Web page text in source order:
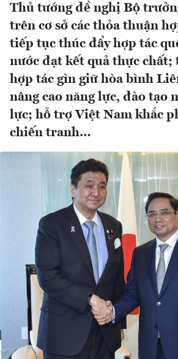
Thủ tướng đề nghị Bộ
trên cơ sở các thỏa thuận
tiếp tục thúc đẩy hợp tác
nước đạt kết quả thực chất;
hợp tác gìn giữ hòa bình
nâng cao năng lực, đào tạo
lực; hỗ trợ Việt Nam khắc
chiến tranh…